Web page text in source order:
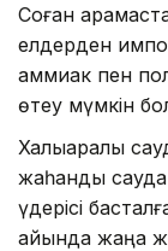
Соған
елдерден
аммиак пен
өтеу мүмкін
Халықаралық
жаһандық
үдерісі
айында жаңа